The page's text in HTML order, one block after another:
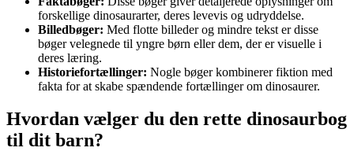
forskellige dinosaurarter, deres levevis og udryddelse.
Billedbøger: Med flotte billeder og mindre tekst er disse
bøger velegnede til yngre børn eller dem, der er visuelle i
deres læring.
Historiefortællinger: Nogle bøger kombinerer fiktion med
fakta for at skabe spændende fortællinger om dinosaurer.
Hvordan vælger du den rette dinosaurbog
til dit barn?